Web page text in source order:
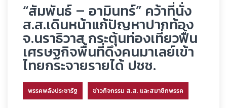
“สัมพันธ์ – อามินทร์” คว้าที่นั่ง
ส.ส.เดินหน้าแก้ปัญหาปากท้อง
จ.นราธิวาส กระตุ้นท่องเที่ยวฟื้น
เศรษฐกิจพื้นที่ดึงคนมาเลย์เข้า
ไทยกระจายรายได้ ปชช.
พรรคพลังประชารัฐ ข่าวกิจกรรม ส.ส. และสมาชิกพรรค